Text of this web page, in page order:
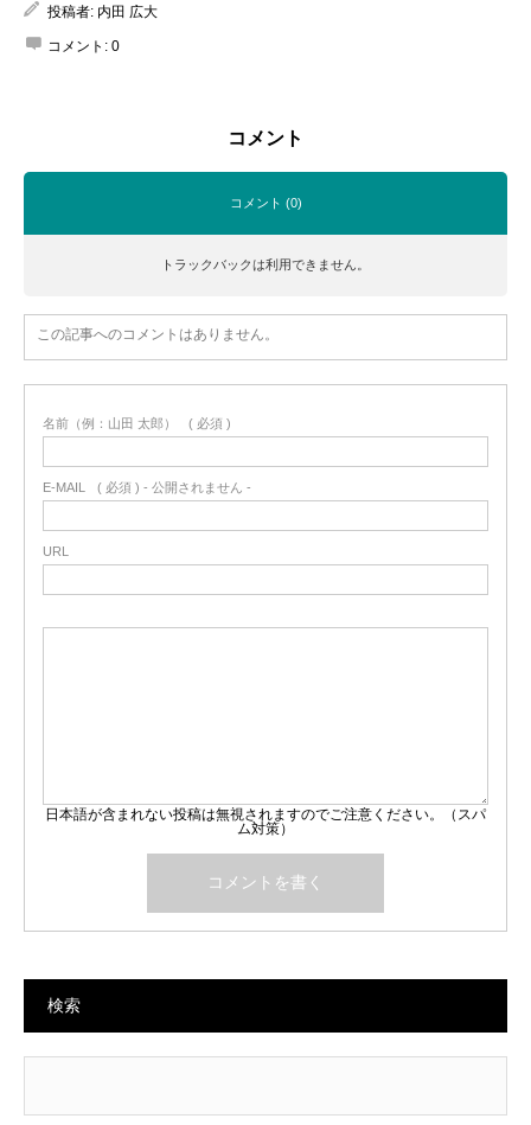
投稿者: 内田 広大
コメント: 0
コメント
コメント (0)
トラックバックは利用できません。
この記事へのコメントはありません。
名前（例：山田 太郎） ( 必須 )
E-MAIL ( 必須 ) - 公開されません -
URL
日本語が含まれない投稿は無視されますのでご注意ください。（スパ
ム対策）
検索